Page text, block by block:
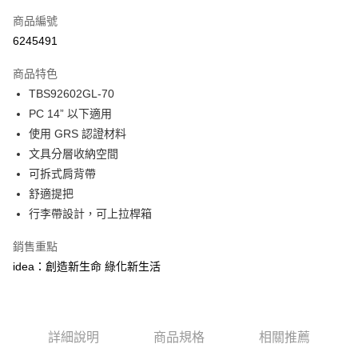
1.本服務由台灣大哥大提供，台灣大哥大用戶可立即使用無須另外申請。
2.付款方式選擇「大哥付你分期」，訂單成立後會自動跳轉到大哥付的交易
3.實際核准額度、可分期數及費用金額請依後續交易確認頁面所載為準。
4.訂單成立30分鐘內，如未前往確認交易或遇審核未通過，訂單將自動取
消。如遇「轉專審核」未通過狀況，表示未達大哥付你分期系統評分，恕無
法說明評估內容。
【繳款方式說明】
1.分期款項不併入電信帳單，「大哥付你分期」於每月結算日後寄送繳費提
2.透過簡訊連結打開帳單後，可選擇「超商條碼／台灣大直營門市／銀行轉
帳／街口支付／iPASS MONEY」等通路繳費。
【注意事項】
用戶於交易時，得透過本服務購買商品或服務，並由商店將買賣／分期付款
買賣價金債權讓與本公司後，依約使用本公司帳單繳交帳款。
ATM付款
貨到付款
宅配物流
每筆NT$80，滿NT$490(含以上)免運費
每筆NT$100，滿NT$1,500(含以上)免運費
付款後門市自取
貨到付款
商品編號
6245491
商品特色
TBS92602GL-70
PC 14” 以下適用
使用 GRS 認證材料
文具分層收納空間
可拆式肩背帶​
舒適提把
行李帶設計，可上拉桿箱
銷售重點
idea：創造新生命 綠化新生活
詳細說明 商品規格 相關推薦